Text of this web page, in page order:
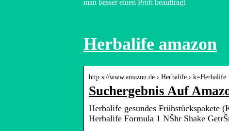
man besser einen Profi beauftragt
Herbalife amazon
http s://www.amazon.de › Herbalife › k=Herbalife
Suchergebnis Auf
Herbalife gesundes Frühstückspakete
Herbalife Formula 1 NŠhr Shake